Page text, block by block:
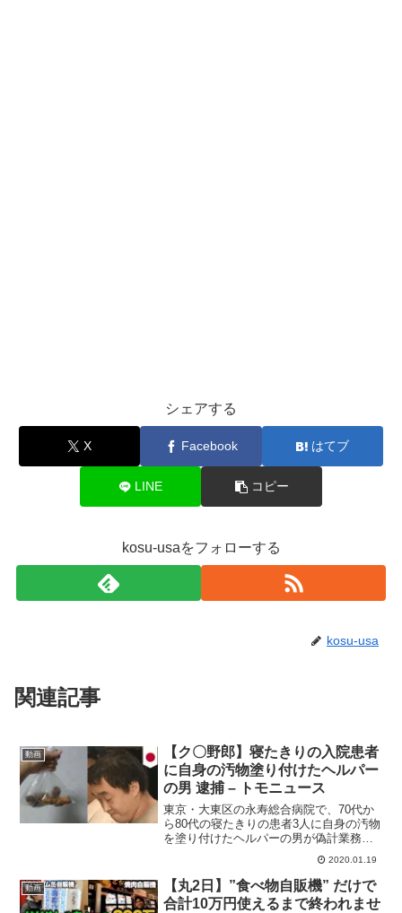
シェアする
X Facebook はてブ
LINE コピー
kosu-usaをフォローする
kosu-usa
関連記事
動画
【ク〇野郎】寝たきりの入院患者
に自身の汚物塗り付けたヘルパー
の男 逮捕 – トモニュース
東京・大東区の永寿総合病院で、70代か
ら80代の寝たきりの患者3人に自身の汚物
を塗り付けたヘルパーの男が偽計業務妨
害の疑いで逮捕された。逮捕されたのは
同病院に勤務していた中村大介容疑者
(32)。TomoNewsチャンネル登録 ►►チ
ャンネル...
2020.01.19
動画
【丸2日】”食べ物自販機” だけで
合計10万円使えるまで終われませ